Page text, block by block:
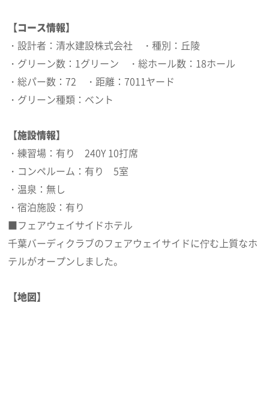
【コース情報】
・設計者：清水建設株式会社 ・種別：丘陵
・グリーン数：1グリーン ・総ホール数：18ホール
・総パー数：72 ・距離：7011ヤード
・グリーン種類：ベント
【施設情報】
・練習場：有り 240Y 10打席
・コンペルーム：有り 5室
・温泉：無し
・宿泊施設：有り
■フェアウェイサイドホテル
千葉バーディクラブのフェアウェイサイドに佇む上質なホ
テルがオープンしました。
【地図】